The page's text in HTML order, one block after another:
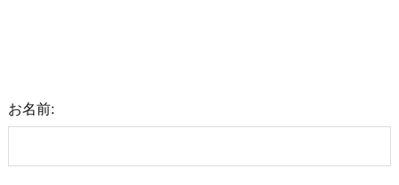
お名前: